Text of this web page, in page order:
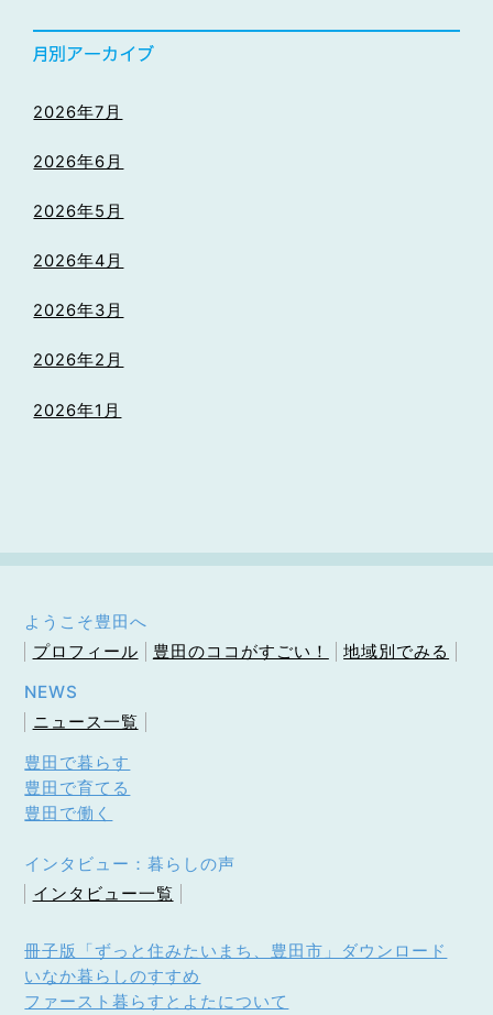
2026年7月
2026年6月
2026年5月
2026年4月
2026年3月
2026年2月
2026年1月
ようこそ豊田へ
プロフィール
豊田のココがすごい！
地域別でみる
NEWS
ニュース一覧
豊田で暮らす
豊田で育てる
豊田で働く
インタビュー：暮らしの声
インタビュー一覧
冊子版「ずっと住みたいまち、豊田市」ダウンロード
いなか暮らしのすすめ
ファースト暮らすとよたについて